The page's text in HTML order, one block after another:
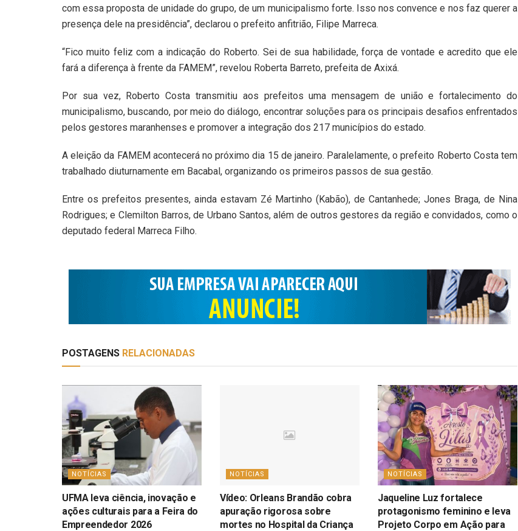
com essa proposta de unidade do grupo, de um municipalismo forte. Isso nos convence e nos faz querer a
presença dele na presidência”, declarou o prefeito anfitrião, Filipe Marreca.
“Fico muito feliz com a indicação do Roberto. Sei de sua habilidade, força de vontade e acredito que ele
fará a diferença à frente da FAMEM”, revelou Roberta Barreto, prefeita de Axixá.
Por sua vez, Roberto Costa transmitiu aos prefeitos uma mensagem de união e fortalecimento do
municipalismo, buscando, por meio do diálogo, encontrar soluções para os principais desafios enfrentados
pelos gestores maranhenses e promover a integração dos 217 municípios do estado.
A eleição da FAMEM acontecerá no próximo dia 15 de janeiro. Paralelamente, o prefeito Roberto Costa tem
trabalhado diuturnamente em Bacabal, organizando os primeiros passos de sua gestão.
Entre os prefeitos presentes, ainda estavam Zé Martinho (Kabão), de Cantanhede; Jones Braga, de Nina
Rodrigues; e Clemilton Barros, de Urbano Santos, além de outros gestores da região e convidados, como o
deputado federal Marreca Filho.
POSTAGENS RELACIONADAS
NOTÍCIAS
UFMA leva ciência, inovação e
ações culturais para a Feira do
Empreendedor 2026
NOTÍCIAS
Vídeo: Orleans Brandão cobra
apuração rigorosa sobre
mortes no Hospital da Criança
NOTÍCIAS
Jaqueline Luz fortalece
protagonismo feminino e leva
Projeto Corpo em Ação para